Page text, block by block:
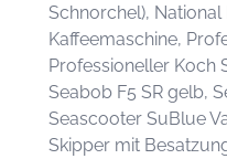
Schnorchel),
Kaffeemaschine,
Professioneller Koch
Seabob F5 SR gelb,
Seascooter SuBlue
Skipper mit